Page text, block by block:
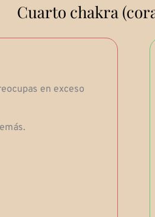
Cuarto chakra
en exceso